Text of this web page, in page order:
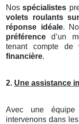
Nosspécialistes
volets roulants
réponse idéale.
préférence d’un
tenant compte de
financière.
2. Une assistance
Avec une équipe
intervenons dans